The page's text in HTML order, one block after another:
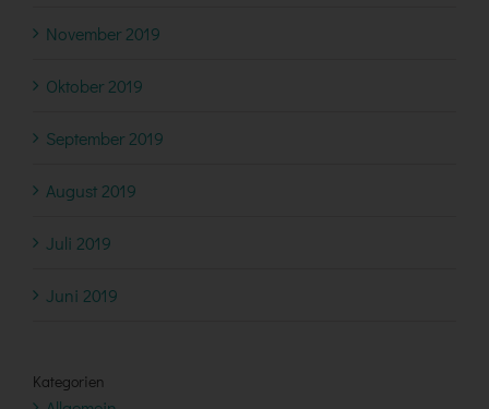
November 2019
Oktober 2019
September 2019
August 2019
Juli 2019
Juni 2019
Kategorien